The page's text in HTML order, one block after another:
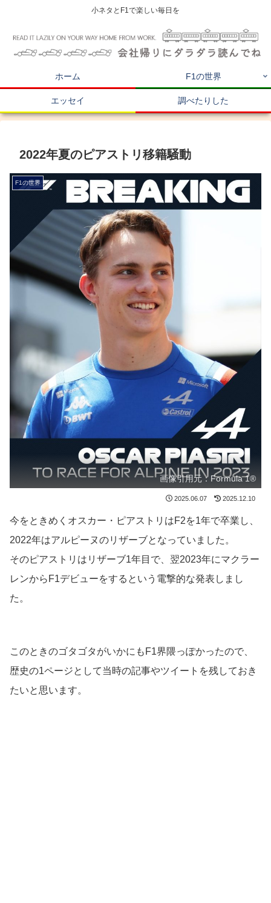
小ネタとF1で楽しい毎日を
ホーム F1の世界
エッセイ 調べたりした
2022年夏のピアストリ移籍騒動
F1の世界
画像引用元：Formula 1®
2025.06.07 2025.12.10
今をときめくオスカー・ピアストリはF2を1年で卒業し、
2022年はアルピーヌのリザーブとなっていました。
そのピアストリはリザーブ1年目で、翌2023年にマクラー
レンからF1デビューをするという電撃的な発表しまし
た。
このときのゴタゴタがいかにもF1界隈っぽかったので、
歴史の1ページとして当時の記事やツイートを残しておき
たいと思います。